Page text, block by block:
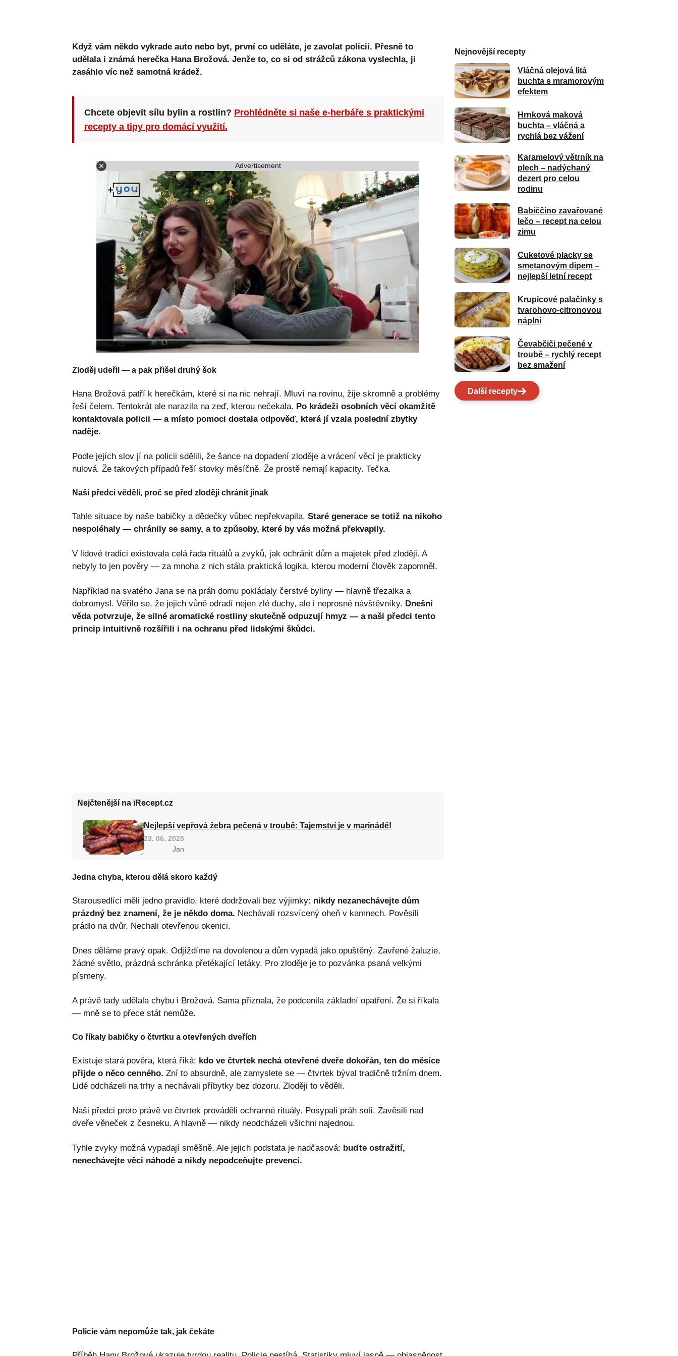
Když vám někdo vykrade auto nebo byt, první co uděláte, je zavolat policii. Přesně to
udělala i známá herečka Hana Brožová. Jenže to, co si od strážců zákona vyslechla, ji
zasáhlo víc než samotná krádež.
Chcete objevit sílu bylin a rostlin? Prohlédněte si naše e-herbáře s praktickými
recepty a tipy pro domácí využití.
Advertisement
Zloděj udeřil — a pak přišel druhý šok
Hana Brožová patří k herečkám, které si na nic nehrají. Mluví na rovinu, žije skromně a problémy
řeší čelem. Tentokrát ale narazila na zeď, kterou nečekala. Po krádeži osobních věcí okamžitě
kontaktovala policii — a místo pomoci dostala odpověď, která jí vzala poslední zbytky
naděje.
Podle jejích slov jí na policii sdělili, že šance na dopadení zloděje a vrácení věcí je prakticky
nulová. Že takových případů řeší stovky měsíčně. Že prostě nemají kapacity. Tečka.
Naši předci věděli, proč se před zloději chránit jinak
Tahle situace by naše babičky a dědečky vůbec nepřekvapila. Staré generace se totiž na nikoho
nespoléhaly — chránily se samy, a to způsoby, které by vás možná překvapily.
V lidové tradici existovala celá řada rituálů a zvyků, jak ochránit dům a majetek před zloději. A
nebyly to jen pověry — za mnoha z nich stála praktická logika, kterou moderní člověk zapomněl.
Například na svatého Jana se na práh domu pokládaly čerstvé byliny — hlavně třezalka a
dobromysl. Věřilo se, že jejich vůně odradí nejen zlé duchy, ale i neprosné návštěvníky. Dnešní
věda potvrzuje, že silné aromatické rostliny skutečně odpuzují hmyz — a naši předci tento
princip intuitivně rozšířili i na ochranu před lidskými škůdci.
Nejčtenější na iRecept.cz
Nejlepší vepřová žebra pečená v troubě: Tajemství je v marinádě!
23. 06. 2025
Jan
Jedna chyba, kterou dělá skoro každý
Starousedlíci měli jedno pravidlo, které dodržovali bez výjimky: nikdy nezanechávejte dům
prázdný bez znamení, že je někdo doma. Nechávali rozsvícený oheň v kamnech. Pověsili
prádlo na dvůr. Nechali otevřenou okenici.
Dnes děláme pravý opak. Odjíždíme na dovolenou a dům vypadá jako opuštěný. Zavřené žaluzie,
žádné světlo, prázdná schránka přetékající letáky. Pro zloděje je to pozvánka psaná velkými
písmeny.
A právě tady udělala chybu i Brožová. Sama přiznala, že podcenila základní opatření. Že si říkala
— mně se to přece stát nemůže.
Co říkaly babičky o čtvrtku a otevřených dveřích
Existuje stará pověra, která říká: kdo ve čtvrtek nechá otevřené dveře dokořán, ten do měsíce
přijde o něco cenného. Zní to absurdně, ale zamyslete se — čtvrtek býval tradičně tržním dnem.
Lidé odcházeli na trhy a nechávali příbytky bez dozoru. Zloději to věděli.
Naši předci proto právě ve čtvrtek prováděli ochranné rituály. Posypali práh solí. Zavěsili nad
dveře věneček z česneku. A hlavně — nikdy neodcházeli všichni najednou.
Tyhle zvyky možná vypadají směšně. Ale jejich podstata je nadčasová: buďte ostražití,
nenechávejte věci náhodě a nikdy nepodceňujte prevenci.
Policie vám nepomůže tak, jak čekáte
Nejnovější recepty
Vláčná olejová litá
buchta s mramorovým
efektem
Hrnková maková
buchta – vláčná a
rychlá bez vážení
Karamelový větrník na
plech – nadýchaný
dezert pro celou
rodinu
Babiččino zavařované
lečo – recept na celou
zimu
Cuketové placky se
smetanovým dipem –
nejlepší letní recept
Krupicové palačinky s
tvarohovo-citronovou
náplní
Čevabčiči pečené v
troubě – rychlý recept
bez smažení
Další recepty